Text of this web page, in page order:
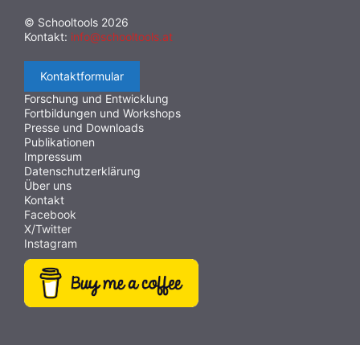
© Schooltools 2026
Kontakt: info@schooltools.at
Kontaktformular
Forschung und Entwicklung
Fortbildungen und Workshops
Presse und Downloads
Publikationen
Impressum
Datenschutzerklärung
Über uns
Kontakt
Facebook
X/Twitter
Instagram